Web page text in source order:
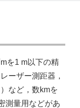
ビス
を1 m以下の精
ーザー測距器，
など，数kmを
測量用などがあ